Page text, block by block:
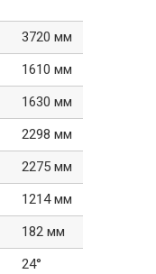
3720 мм
1610 мм
1630 мм
2298 мм
2275 мм
1214 мм
182 мм
24°